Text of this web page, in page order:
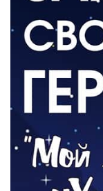
О ЧЕМ ПИСАЛА
По
03.08.2026